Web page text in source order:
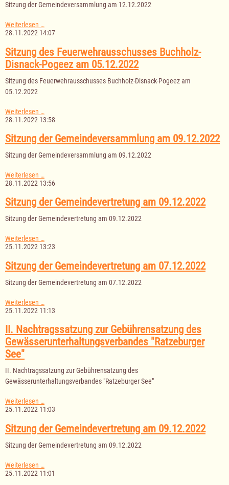
Sitzung der Gemeindeversammlung am 12.12.2022
Weiterlesen …Sitzung
der
am
12.12.2022
28.11.2022 14:07
Sitzung des Feuerwehrausschusses Buchholz-
Disnack-Pogeez am 05.12.2022
Sitzung des Feuerwehrausschusses Buchholz-Disnack-Pogeez am
05.12.2022
Weiterlesen …
des
Buchholz-
Disnack-
Pogeez
am
28.11.2022 13:58
Sitzung der Gemeindeversammlung am 09.12.2022
Sitzung der Gemeindeversammlung am 09.12.2022
Weiterlesen …
der
am
09.12.2022
28.11.2022 13:56
Sitzung der Gemeindevertretung am 09.12.2022
Sitzung der Gemeindevertretung am 09.12.2022
Weiterlesen …Sitzung
der
am
09.12.2022
25.11.2022 13:23
Sitzung der Gemeindevertretung am 07.12.2022
Sitzung der Gemeindevertretung am 07.12.2022
Weiterlesen …
der
am
07.12.2022
25.11.2022 11:13
II. Nachtragssatzung zur Gebührensatzung des
Gewässerunterhaltungsverbandes "Ratzeburger
See"
II. Nachtragssatzung zur Gebührensatzung des
Gewässerunterhaltungsverbandes "Ratzeburger See"
Weiterlesen …II.
Nachtragssatzung
Gebührensatzung
des
Gewässerunterhaltungsverbandes
"Ratzeburger
25.11.2022 11:03
Sitzung der Gemeindevertretung am 09.12.2022
Sitzung der Gemeindevertretung am 09.12.2022
Weiterlesen …
der
25.11.2022 11:01